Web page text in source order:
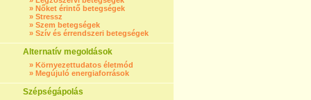
» Nőket érintő betegségek
» Stressz
» Szem betegségek
» Szív és érrendszeri betegségek
Alternatív megoldások
» Környezettudatos életmód
» Megújuló energiaforrások
Szépségápolás